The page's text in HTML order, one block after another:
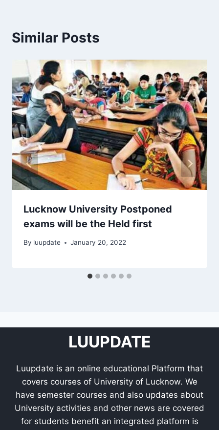
Similar Posts
Lucknow University Postponed
exams will be the Held first
By luupdate January 20, 2022
LUUPDATE
Luupdate is an online educational Platform that
covers courses of University of Lucknow. We
have semester courses and also updates about
University activities and other news are covered
for students benefit an integrated platform is